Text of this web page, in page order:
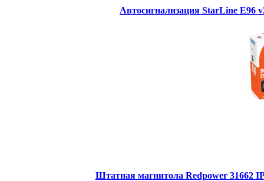
Автосигнализация StarLine E96
Штатная магнитола Redpower 31662